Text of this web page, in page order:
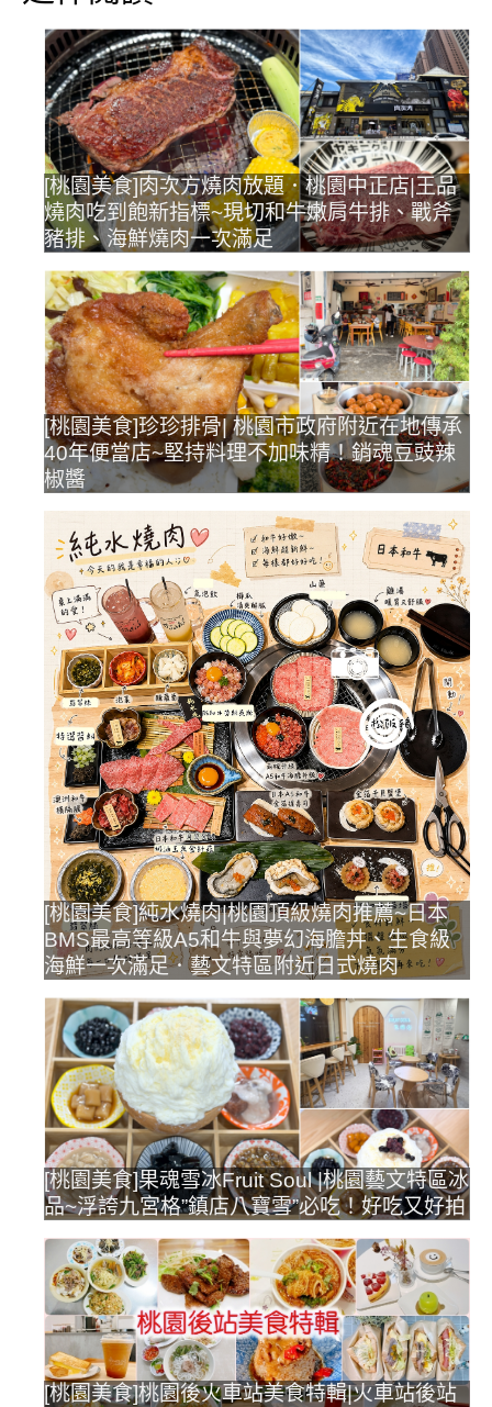
[桃園美食]肉次方燒肉放題．桃園中正店|王品
燒肉吃到飽新指標~現切和牛嫩肩牛排、戰斧
豬排、海鮮燒肉一次滿足
[桃園美食]珍珍排骨| 桃園市政府附近在地傳承
40年便當店~堅持料理不加味精！銷魂豆豉辣
椒醬
[桃園美食]純水燒肉|桃園頂級燒肉推薦~日本
BMS最高等級A5和牛與夢幻海膽丼、生食級
海鮮一次滿足．藝文特區附近日式燒肉
[桃園美食]果魂雪冰Fruit Soul |桃園藝文特區冰
品~浮誇九宮格”鎮店八寶雪”必吃！好吃又好拍
[桃園美食]桃園後火車站美食特輯|火車站後站